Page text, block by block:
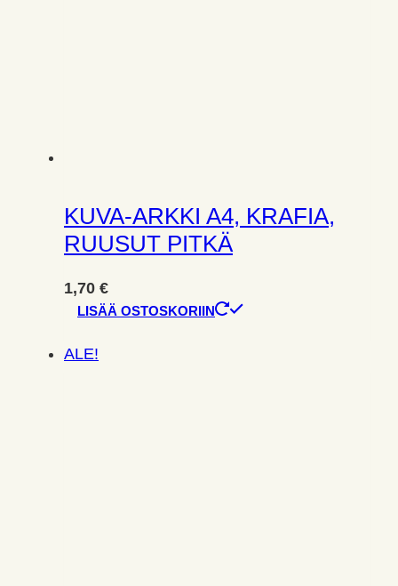
KUVA-ARKKI A4, KRAFIA,
RUUSUT PITKÄ
1,70 €
LISÄÄ OSTOSKORIIN
ALE!